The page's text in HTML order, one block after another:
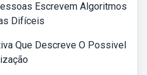
Escrevem Algoritmos
Difíceis
Que Descreve O Possivel